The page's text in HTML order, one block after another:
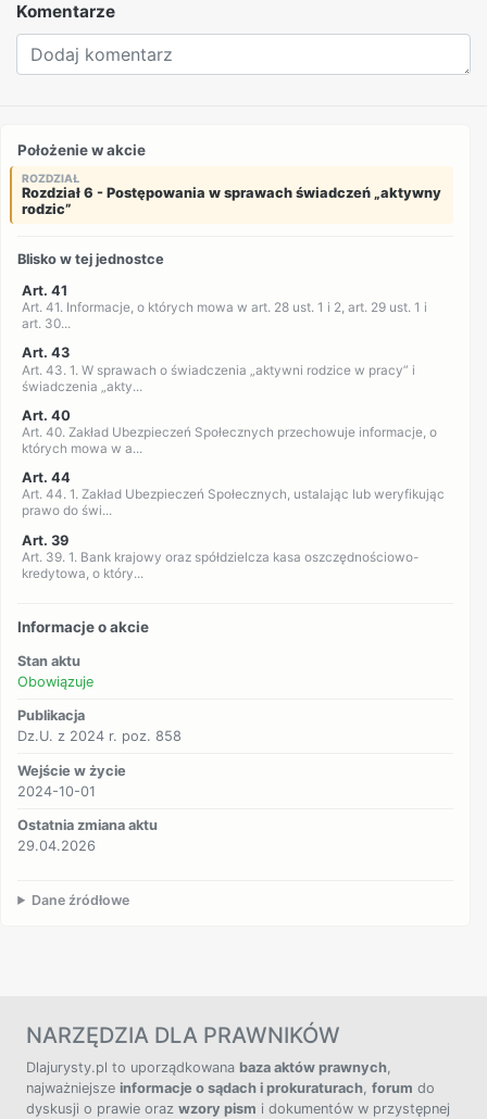
Komentarze
Położenie w akcie
ROZDZIAŁ
Rozdział 6 - Postępowania w sprawach świadczeń „aktywny
rodzic”
Blisko w tej jednostce
Art. 41
Art. 41. Informacje, o których mowa w art. 28 ust. 1 i 2, art. 29 ust. 1 i
art. 30...
Art. 43
Art. 43. 1. W sprawach o świadczenia „aktywni rodzice w pracy” i
świadczenia „akty...
Art. 40
Art. 40. Zakład Ubezpieczeń Społecznych przechowuje informacje, o
których mowa w a...
Art. 44
Art. 44. 1. Zakład Ubezpieczeń Społecznych, ustalając lub weryfikując
prawo do świ...
Art. 39
Art. 39. 1. Bank krajowy oraz spółdzielcza kasa oszczędnościowo-
kredytowa, o który...
Informacje o akcie
Stan aktu
Obowiązuje
Publikacja
Dz.U. z 2024 r. poz. 858
Wejście w życie
2024-10-01
Ostatnia zmiana aktu
29.04.2026
Dane źródłowe
NARZĘDZIA DLA PRAWNIKÓW
Dlajurysty.pl to uporządkowana baza aktów prawnych,
najważniejsze informacje o sądach i prokuraturach, forum do
dyskusji o prawie oraz wzory pism i dokumentów w przystępnej